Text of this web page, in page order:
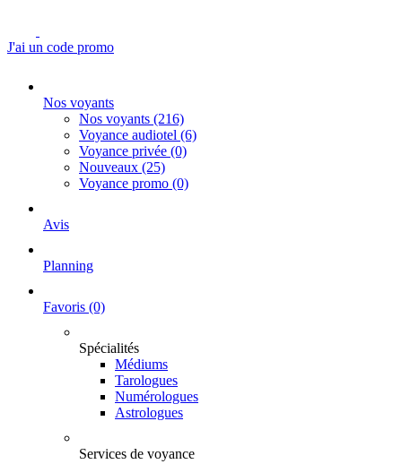
J'ai un code promo
Nos voyants
Nos voyants (216)
Voyance audiotel (6)
Voyance privée (0)
Nouveaux (25)
Voyance promo (0)
Avis
Planning
Favoris (0)
Spécialités
Médiums
Tarologues
Numérologues
Astrologues
Services de voyance